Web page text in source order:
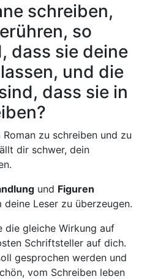
schreiben,
so
dass sie deine
und die
dass sie in
Roman zu schreiben und zu
dir schwer, dein
und Figuren
Leser zu überzeugen.
die gleiche Wirkung auf
Schriftsteller auf dich.
gesprochen werden und
vom Schreiben leben